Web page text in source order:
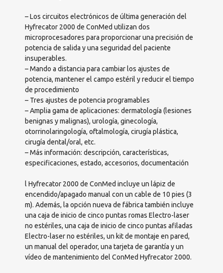
– Los circuitos electrónicos de última generación del
Hyfrecator 2000 de ConMed utilizan dos
microprocesadores para proporcionar una precisión de
potencia de salida y una seguridad del paciente
insuperables.
– Mando a distancia para cambiar los ajustes de
potencia, mantener el campo estéril y reducir el tiempo
de procedimiento
– Tres ajustes de potencia programables
– Amplia gama de aplicaciones: dermatología (lesiones
benignas y malignas), urología, ginecología,
otorrinolaringología, oftalmología, cirugía plástica,
cirugía dental/oral, etc.
– Más información: descripción, características,
especificaciones, estado, accesorios, documentación
l Hyfrecator 2000 de ConMed incluye un lápiz de
encendido/apagado manual con un cable de 10 pies (3
m). Además, la opción nueva de fábrica también incluye
una caja de inicio de cinco puntas romas Electro-laser
no estériles, una caja de inicio de cinco puntas afiladas
Electro-laser no estériles, un kit de montaje en pared,
un manual del operador, una tarjeta de garantía y un
vídeo de mantenimiento del ConMed Hyfrecator 2000.